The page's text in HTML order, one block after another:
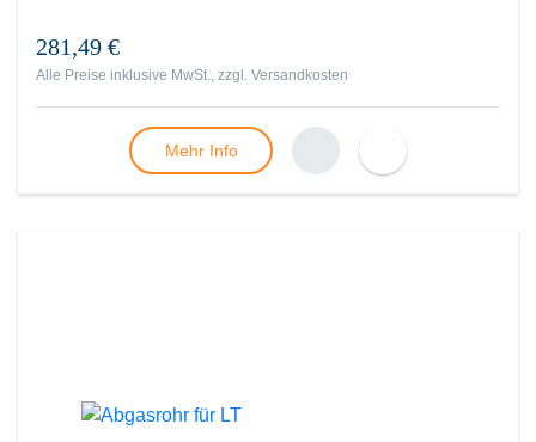
281,49 €
Alle Preise inklusive MwSt., zzgl. Versandkosten
Mehr Info